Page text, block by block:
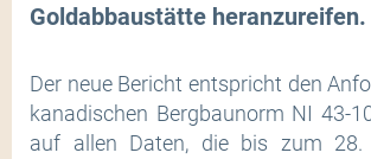
Goldabbaustätte heranzureifen.
Der neue Bericht entspricht den
kanadischen Bergbaunorm NI 43-
auf allen Daten, die bis zum 28.